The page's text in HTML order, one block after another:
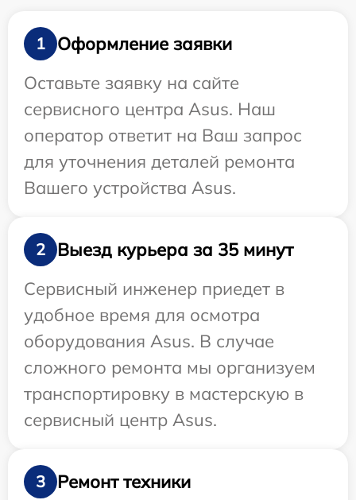
1
Оформление заявки
Оставьте заявку на сайте
сервисного центра Asus. Наш
оператор ответит на Ваш запрос
для уточнения деталей ремонта
Вашего устройства Asus.
2
Выезд курьера за 35 минут
Сервисный инженер приедет в
удобное время для осмотра
оборудования Asus. В случае
сложного ремонта мы организуем
транспортировку в мастерскую в
сервисный центр Asus.
3 Ремонт техники